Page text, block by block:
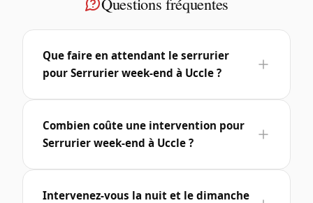
Que faire en attendant le serrurier
pour Serrurier week-end à Uccle ?
Combien coûte une intervention pour
Serrurier week-end à Uccle ?
Intervenez-vous la nuit et le dimanche